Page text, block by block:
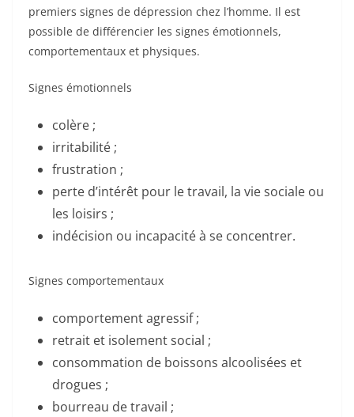
premiers signes de dépression chez l’homme. Il est
possible de différencier les signes émotionnels,
comportementaux et physiques.
Signes émotionnels
colère ;
irritabilité ;
frustration ;
perte d’intérêt pour le travail, la vie sociale ou
les loisirs ;
indécision ou incapacité à se concentrer.
Signes comportementaux
comportement agressif ;
retrait et isolement social ;
consommation de boissons alcoolisées et
drogues ;
bourreau de travail ;